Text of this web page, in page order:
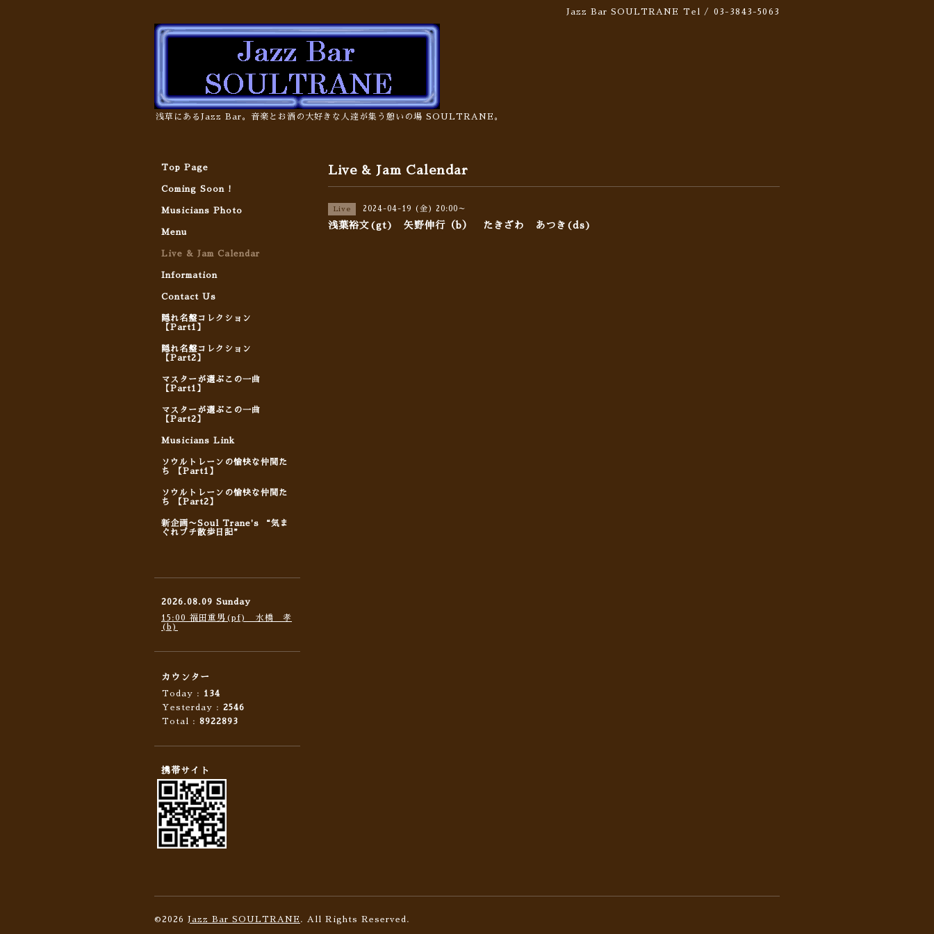
Jazz Bar SOULTRANE Tel / 03-3843-5063
浅草にあるJazz Bar。音楽とお酒の大好きな人達が集う憩いの場 SOULTRANE。
Live & Jam Calendar
Live 2024-04-19 (金) 20:00～
浅葉裕文(gt) 矢野伸行（b） たきざわ あつき(ds)
Top Page
Coming Soon !
Musicians Photo
Menu
Live & Jam Calendar
Information
Contact Us
隠れ名盤コレクション
【Part1】
隠れ名盤コレクション
【Part2】
マスターが選ぶこの一曲
【Part1】
マスターが選ぶこの一曲
【Part2】
Musicians Link
ソウルトレーンの愉快な仲間た
ち 【Part1】
ソウルトレーンの愉快な仲間た
ち 【Part2】
新企画〜Soul Trane's “気ま
ぐれプチ散歩日記”
2026.08.09 Sunday
15:00 福田重男(pf) 水橋 孝
(b)
カウンター
Today : 134
Yesterday : 2546
Total : 8922893
携帯サイト
©2026 Jazz Bar SOULTRANE . All Rights Reserved.